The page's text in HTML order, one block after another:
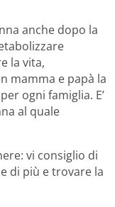
anche dopo la
la vita,
mamma e papà la
ogni famiglia. E’
al quale
vi consiglio di
di più e trovare la